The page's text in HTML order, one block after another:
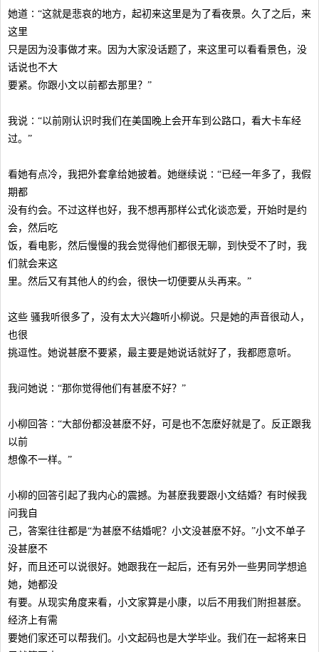
她道∶“这就是悲哀的地方，起初来这里是为了看夜景。久了之后，来
这里
只是因为没事做才来。因为大家没话题了，来这里可以看看景色，没
话说也不大
要紧。你跟小文以前都去那里？”
我说∶“以前刚认识时我们在美国晚上会开车到公路口，看大卡车经
过。”
看她有点冷，我把外套拿给她披着。她继续说∶“已经一年多了，我假
期都
没有约会。不过这样也好，我不想再那样公式化谈恋爱，开始时是约
会，然后吃
饭，看电影，然后慢慢的我会觉得他们都很无聊，到快受不了时，我
们就会来这
里。然后又有其他人的约会，很快一切便要从头再来。”
这些 骚我听很多了，没有太大兴趣听小柳说。只是她的声音很动人，
也很
挑逗性。她说甚麽不要紧，最主要是她说话就好了，我都愿意听。
我问她说∶“那你觉得他们有甚麽不好？”
小柳回答∶“大部份都没甚麽不好，可是也不怎麽好就是了。反正跟我
以前
想像不一样。”
小柳的回答引起了我内心的震撼。为甚麽我要跟小文结婚？有时候我
问我自
己，答案往往都是“为甚麽不结婚呢？小文没甚麽不好。”小文不单子
没甚麽不
好，而且还可以说很好。她跟我在一起后，还有另外一些男同学想追
她，她都没
有要。从现实角度来看，小文家算是小康，以后不用我们附担甚麽。
经济上有需
要她们家还可以帮我们。小文起码也是大学毕业。我们在一起将来日